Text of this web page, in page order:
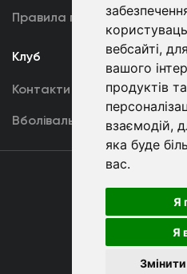
вебсайті,
вашого
продуктів
взаємодій,
яка буде
вас.
Я
Я
Правила поведінки
Клуб
Контакти
Вболівальникам
Угода
Copyright © ФК